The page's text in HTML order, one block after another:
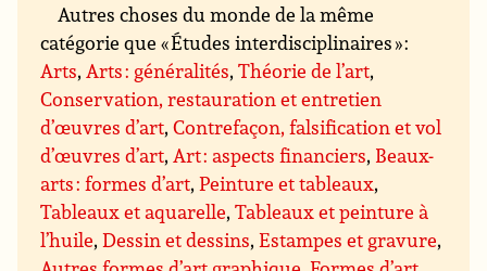
Autres choses du monde de la même
catégorie que « Études interdisciplinaires » :
Arts,Arts : généralités,Théorie de l’art,
Conservation, restauration et entretien
d’œuvres d’art,Contrefaçon, falsification et vol
d’œuvres d’art,Art : aspects financiers, Beaux-
arts : formes d’art,Peinture et tableaux,
Tableaux et aquarelle,Tableaux et peinture à
l’huile,Dessin et dessins,Estampes et gravure,